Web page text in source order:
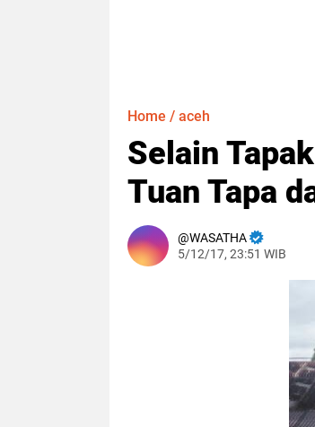
Home / aceh
Selain
Tuan Tapa
WASATHA
5/12/17, 23:51 WIB